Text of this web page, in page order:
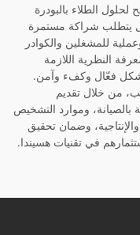
لحلول الطلاء بالبودرة
بل يتطلب شراكة مستمرة
للمشغلين والكوادر
النظرية اللازمة
بشكل فعّال وكفء وآمن.
من خلال تقديم
بالصيانة، وموارد التشخيص
وضمان تحقيق
في تقنيات هسيندا.